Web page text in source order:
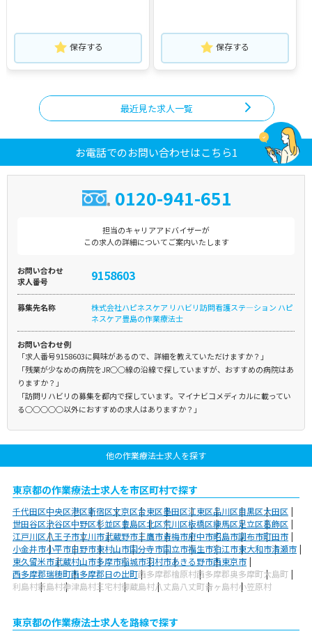
保存する 保存する
最近見た求人一覧
お電話でのお問い合わせはこちら1
0120-941-651
担当のキャリアアドバイザーが
この求人の詳細についてご案内いたします
お問い合わせ
求人番号
9158603
募集先名称
株式会社ハピネスケア リハビリ訪問看護ステ―ション ハピ
ネスケア豊島の作業療法士
お問い合わせ例
「求人番号9158603に興味があるので、詳細を教えていただけますか？」
「残業が少なめの病院をJR○○線の沿線で探していますが、おすすめの病院はあ
りますか？」
「訪問リハビリの募集を都内で探しています。マイナビコメディカルに載ってい
る○○○○○以外におすすめの求人はありますか？」
他の作業療法士求人を探す
東京都の作業療法士求人を市区町村で探す
千代田区中央区港区新宿区文京区台東区墨田区江東区品川区目黒区大田区
世田谷区渋谷区中野区杉並区豊島区北区荒川区板橋区練馬区足立区葛飾区
江戸川区八王子市立川市武蔵野市三鷹市青梅市府中市昭島市調布市町田市
小金井市小平市日野市東村山市国分寺市国立市福生市狛江市東大和市清瀬市
東久留米市武蔵村山市多摩市稲城市羽村市あきる野市西東京市
西多摩郡瑞穂町西多摩郡日の出町西多摩郡檜原村西多摩郡奥多摩町大島町
利島村新島村神津島村三宅村御蔵島村八丈島八丈町青ヶ島村小笠原村
東京都の作業療法士求人を路線で探す